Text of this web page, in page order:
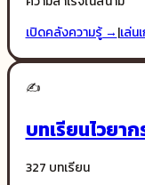
เปิดคลังความรู้ →|เล่น
✍️
บทเรียนไวยา
327 บทเรียน